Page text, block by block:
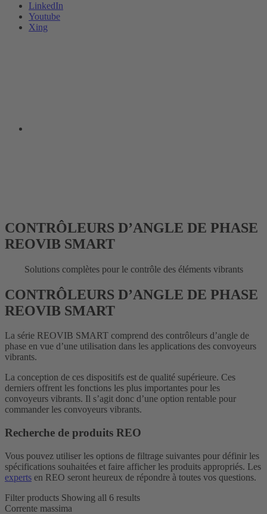
LinkedIn
Youtube
Xing
CONTRÔLEURS D’ANGLE DE PHASE
REOVIB SMART
Solutions complètes pour le contrôle des éléments vibrants
CONTRÔLEURS D’ANGLE DE PHASE
REOVIB SMART
La série REOVIB SMART comprend des contrôleurs d’angle de
phase en vue d’une utilisation dans les applications des convoyeurs
vibrants.
La conception de ces dispositifs est de qualité supérieure. Ces
derniers offrent les fonctions les plus importantes pour les
convoyeurs vibrants. Il s’agit donc d’une option rentable pour
commander les convoyeurs vibrants.
Recherche de produits REO
Vous pouvez utiliser les options de filtrage suivantes pour définir les
spécifications souhaitées et faire afficher les produits appropriés. Les
experts en REO seront heureux de répondre à toutes vos questions.
Filter products Showing all 6 results
Corrente massima